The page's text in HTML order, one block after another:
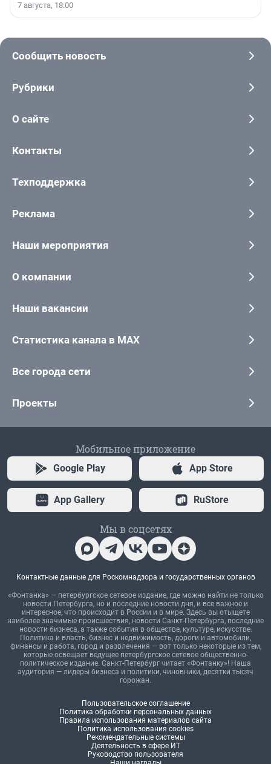
7 августа, 18:00
Сообщить новость
Рубрики
О сайте
Контакты
Техподдержка
Реклама
Наши мероприятия
О компании
Наши вакансии
Статистика канала в MAX
Все города сети
Проекты
Мобильное приложение
Google Play App Store
App Gallery RuStore
Мы в соцсетях
Контактные данные для Роскомнадзора и государственных органов
«Фонтанка» — петербургское сетевое издание, где можно найти не только
новости Петербурга, но и последние новости дня, и все важное и
интересное, что происходит в России и в мире. Здесь вы отыщете
наиболее значимые происшествия, новости Санкт-Петербурга, последние
новости бизнеса, а также события в обществе, культуре, искусстве.
Политика и власть, бизнес и недвижимость, дороги и автомобили,
финансы и работа, город и развлечения — вот только некоторые из тем,
которые освещает ведущее петербургское сетевое общественно-
политическое издание. Санкт-Петербург читает «Фонтанку»! Наша
аудитория — лидеры бизнеса и политики, чиновники, десятки тысяч
горожан.
Пользовательское соглашение
Политика обработки персональных данных
Правила использования материалов сайта
Политика использования cookies
Рекомендательные системы
Деятельность в сфере ИТ
Руководство пользователя